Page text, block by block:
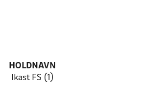
HOLDNAVN
Ikast FS (1)